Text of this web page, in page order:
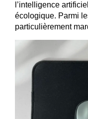
l’intelligence
écologique. Parmi
particulièrement